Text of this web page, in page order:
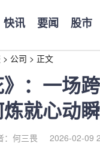
快讯 要闻 股市
> 公司 > 正文
》：一场
就心动
：何三畏 2026-02-09